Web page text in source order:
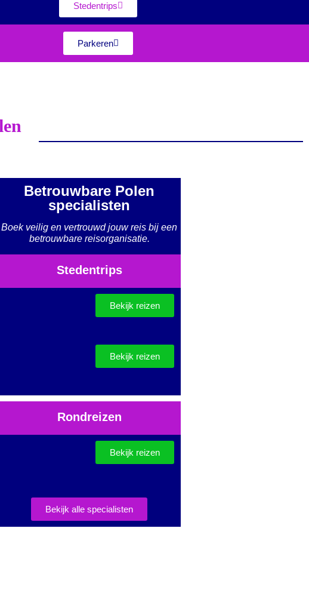
Stedentrips
Parkeren
Betrouwbare Polen
specialisten
Boek veilig en vertrouwd jouw reis bij een
betrouwbare reisorganisatie.
Stedentrips
Bekijk reizen
Bekijk reizen
Rondreizen
Bekijk reizen
Bekijk alle specialisten